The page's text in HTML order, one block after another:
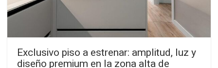
Exclusivo piso a estrenar: amplitud, luz y
diseño premium en la zona alta de